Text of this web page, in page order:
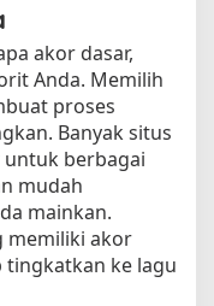
akor dasar,
Anda. Memilih
proses
Banyak situs
berbagai
mudah
mainkan.
memiliki akor
tingkatkan ke lagu